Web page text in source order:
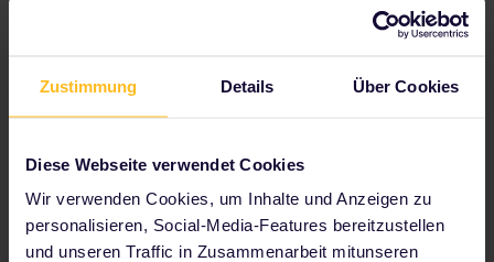
Zustimmung Details Über Cookies
Diese Webseite verwendet Cookies
Wir verwenden Cookies, um Inhalte und Anzeigen zu
personalisieren, Social-Media-Features bereitzustellen
und unseren Traffic in Zusammenarbeit mitunseren
Beginnen Sie jetzt mit der Planung Ihres Interrail-
Karte des europäischen Streckennetzes anzeigen
Infos zu Reservierungen lesen
Jugendherberge buchen